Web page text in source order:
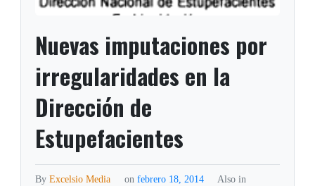
Nuevas imputaciones por
irregularidades en la
Dirección de
Estupefacientes
ByExcelsio Media on febrero 18, 2014
Also in